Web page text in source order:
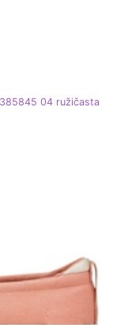
04 ružičasta